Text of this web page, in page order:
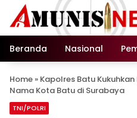
Langsung
konten
Beranda
Nasional
Home » Kapolres Batu
Nama Kota Batu di Surabaya
TNI/POLRI